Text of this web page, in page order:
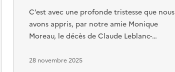
C’est avec une profonde tristesse que nous
avons appris, par notre amie Monique
Moreau, le décès de Claude Leblanc-
des Ailes (MDA) de 1954 à 1963. Tout au
28 novembre 2025